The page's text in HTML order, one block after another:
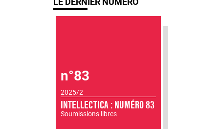
n°83
2025/2
INTELLECTICA : NUMÉRO 83
Soumissions libres